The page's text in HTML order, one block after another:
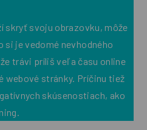
skryť svoju obrazovku, môže
si je vedomé nevhodného
trávi príliš veľa času online
webové stránky. Príčinu tiež
skúsenostiach, ako